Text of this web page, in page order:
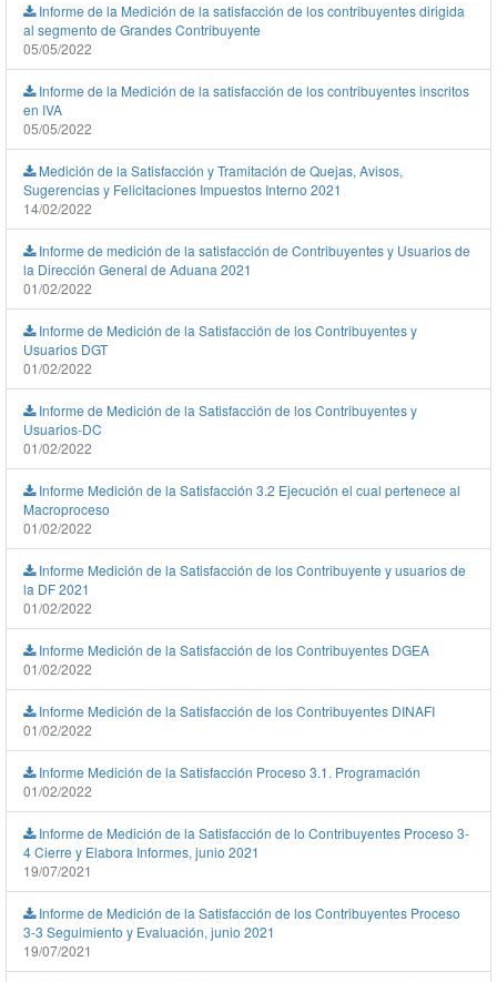
Informe de la Medición de la satisfacción de los contribuyentes dirigida
al segmento de Grandes Contribuyente
05/05/2022
Informe de la Medición de la satisfacción de los contribuyentes inscritos
en IVA
05/05/2022
Medición de la Satisfacción y Tramitación de Quejas, Avisos,
Sugerencias y Felicitaciones Impuestos Interno 2021
14/02/2022
Informe de medición de la satisfacción de Contribuyentes y Usuarios de
la Dirección General de Aduana 2021
01/02/2022
Informe de Medición de la Satisfacción de los Contribuyentes y
Usuarios DGT
01/02/2022
Informe de Medición de la Satisfacción de los Contribuyentes y
Usuarios-DC
01/02/2022
Informe Medición de la Satisfacción 3.2 Ejecución el cual pertenece al
Macroproceso
01/02/2022
Informe Medición de la Satisfacción de los Contribuyente y usuarios de
la DF 2021
01/02/2022
Informe Medición de la Satisfacción de los Contribuyentes DGEA
01/02/2022
Informe Medición de la Satisfacción de los Contribuyentes DINAFI
01/02/2022
Informe Medición de la Satisfacción Proceso 3.1. Programación
01/02/2022
Informe de Medición de la Satisfacción de lo Contribuyentes Proceso 3-
4 Cierre y Elabora Informes, junio 2021
19/07/2021
Informe de Medición de la Satisfacción de los Contribuyentes Proceso
3-3 Seguimiento y Evaluación, junio 2021
19/07/2021